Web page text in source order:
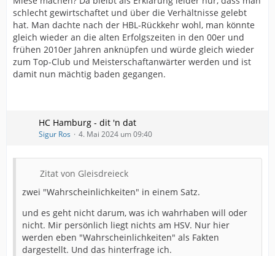
schlecht gewirtschaftet und über die Verhältnisse gelebt
hat. Man dachte nach der HBL-Rückkehr wohl, man könnte
gleich wieder an die alten Erfolgszeiten in den 00er und
frühen 2010er Jahren anknüpfen und würde gleich wieder
zum Top-Club und Meisterschaftanwärter werden und ist
damit nun mächtig baden gegangen.
HC Hamburg - dit 'n dat
Sigur Ros 4. Mai 2024 um 09:40
Zitat von Gleisdreieck
zwei "Wahrscheinlichkeiten" in einem Satz.
und es geht nicht darum, was ich wahrhaben will oder
nicht. Mir persönlich liegt nichts am HSV. Nur hier
werden eben "Wahrscheinlichkeiten" als Fakten
dargestellt. Und das hinterfrage ich.